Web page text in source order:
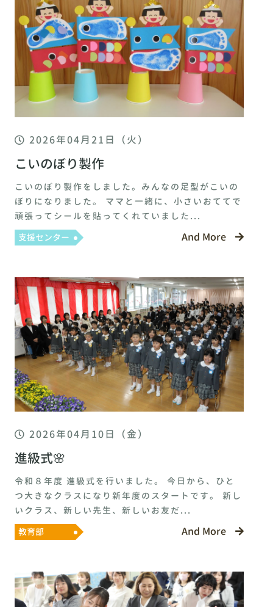
2026年04月21日（火）
こいのぼり製作
こいのぼり製作をしました。みんなの足型がこいの
ぼりになりました。 ママと一緒に、小さいおててで
頑張ってシールを貼ってくれていました...
支援センター
And More
2026年04月10日（金）
進級式🌸
令和８年度 進級式を行いました。 今日から、ひと
つ大きなクラスになり新年度のスタートです。 新し
いクラス、新しい先生、新しいお友だ...
教育部
And More